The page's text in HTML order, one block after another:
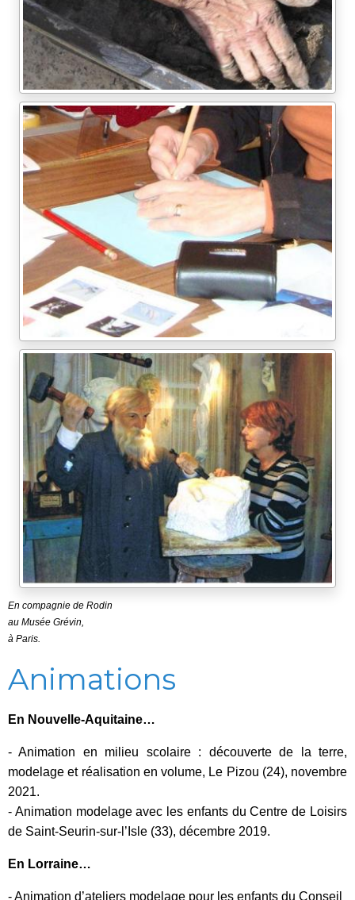
En compagnie de Rodin
au Musée Grévin,
à Paris.
Animations
En Nouvelle-Aquitaine…
- Animation en milieu scolaire : découverte de la terre,
modelage et réalisation en volume, Le Pizou (24), novembre
2021.
- Animation modelageavec les enfants du Centre de Loisirs
de Saint-Seurin-sur-l’Isle (33), décembre 2019.
En Lorraine…
- Animation d’ateliers modelage pour les enfants du Conseil